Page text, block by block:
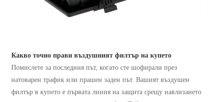
Какво точно прави въздушният филтър на купето
Помислете за последния път, когато сте шофирали през
натоварен трафик или прашен заден път. Вашият въздушен
филтър в купето е първата линия на защита срещу навлизането